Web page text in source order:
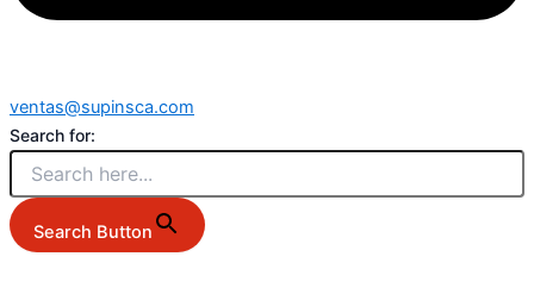
ventas@supinsca.com
Search for:
Search Button